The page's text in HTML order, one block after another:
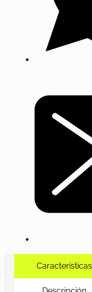
Características